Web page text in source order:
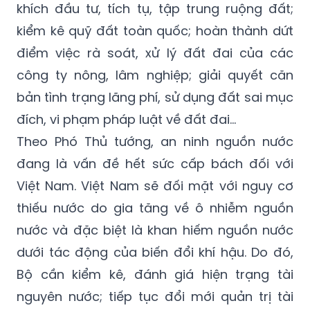
trong đó tập trung làm rõ vấn đề về đấu giá
đất, xây dựng cơ chế chính sách để khuyến
khích đầu tư, tích tụ, tập trung ruộng đất;
kiểm kê quỹ đất toàn quốc; hoàn thành dứt
điểm việc rà soát, xử lý đất đai của các
công ty nông, lâm nghiệp; giải quyết căn
bản tình trạng lãng phí, sử dụng đất sai mục
đích, vi phạm pháp luật về đất đai…
Theo Phó Thủ tướng, an ninh nguồn nước
đang là vấn đề hết sức cấp bách đối với
Việt Nam. Việt Nam sẽ đối mặt với nguy cơ
thiếu nước do gia tăng về ô nhiễm nguồn
nước và đặc biệt là khan hiếm nguồn nước
dưới tác động của biến đổi khí hậu. Do đó,